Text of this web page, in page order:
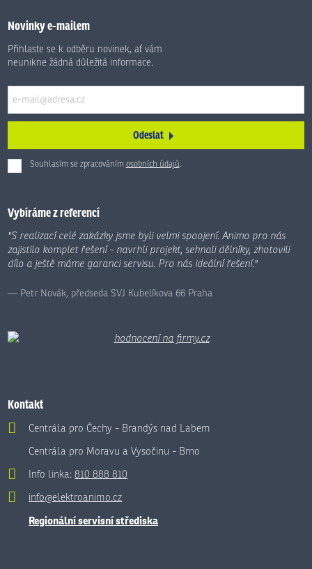
Novinky e-mailem
Přihlaste se k odběru novinek, ať vám
neunikne žádná důležitá informace.
Odeslat
Souhlasím se zpracováním osobních údajů
Formulář
nepodařilo
odeslat.
Vybíráme z referencí
"S realizací celé zakázky jsme byli velmi spoojení. Animo pro nás
zajistilo komplet řešení - navrhli projekt, sehnali dělníky, zhotovili
dílo a ještě máme garanci servisu. Pro nás ideální řešení."
Petr Novák, předseda SVJ Kubelíkova 66 Praha
Kontakt
Centrála pro Čechy - Brandýs nad Labem
Centrála pro Moravu a Vysočinu - Brno
Info linka:810 888 810
info@elektroanimo.cz
Regionální servisní střediska